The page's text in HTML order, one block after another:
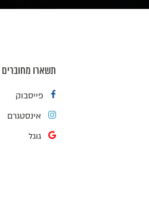
תשארו מחוברים
פייסבוק
אינסטגרם
גוגל